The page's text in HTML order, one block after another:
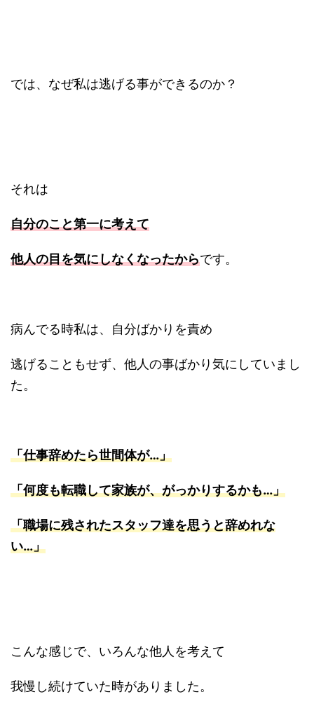
では、なぜ私は逃げる事ができるのか？
それは
自分のこと第一に考えて
他人の目を気にしなくなったからです。
病んでる時私は、自分ばかりを責め
逃げることもせず、他人の事ばかり気にしていまし
た。
「仕事辞めたら世間体が…」
「何度も転職して家族が、がっかりするかも…」
「職場に残されたスタッフ達を思うと辞めれな
い…」
こんな感じで、いろんな他人を考えて
我慢し続けていた時がありました。